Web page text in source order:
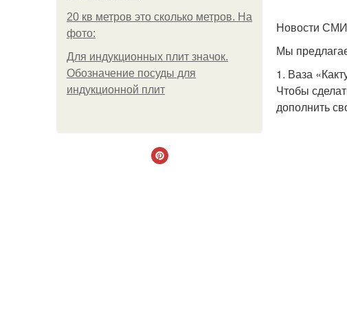
20 кв метров это сколько метров. На
фото:
Для индукционных плит значок.
Обозначение посуды для
индукционной плит
Новости
Мы
1. Ваза
Чтобы
дополнить